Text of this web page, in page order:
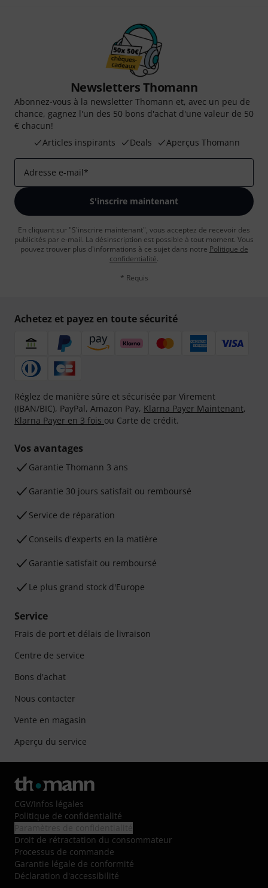
Newsletters Thomann
Abonnez-vous à la newsletter Thomann et, avec un peu de
chance, gagnez l'un des 50 bons d'achat d'une valeur de 50
€ chacun!
Articles inspirants
Deals Aperçus Thomann
Adresse e-mail*
S'inscrire maintenant
En cliquant sur "S'inscrire maintenant", vous acceptez de recevoir des
publicités par e-mail. La désinscription est possible à tout moment. Vous
pouvez trouver plus d'informations à ce sujet dans notre Politique de
confidentialité.
* Requis
Achetez et payez en toute sécurité
Réglez de manière sûre et sécurisée par Virement
(IBAN/BIC), PayPal, Amazon Pay, Klarna Payer Maintenant,
Klarna Payer en 3 fois ou Carte de crédit.
Vos avantages
Ga­ran­tie Thomann 3 ans
Garantie 30 jours satisfait ou remboursé
Service de réparation
Conseils d'experts en la matière
Garantie satisfait ou remboursé
Le plus grand stock d'Europe
Service
Frais de port et délais de livraison
Centre de service
Bons d'achat
Nous contacter
Vente en magasin
Aperçu du service
CGV/Infos légales
Politique de confidentialité
Droit de rétractation du consommateur
Processus de commande
Garantie légale de conformité
Déclaration d'accessibilité